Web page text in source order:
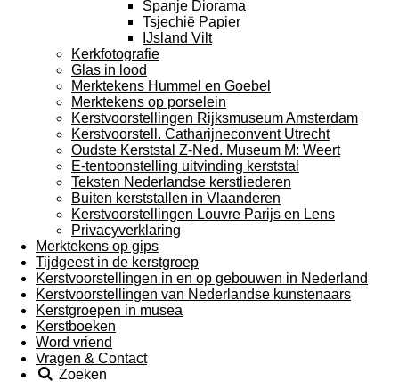
Spanje Diorama
Tsjechië Papier
IJsland Vilt
Kerkfotografie
Glas in lood
Merktekens Hummel en Goebel
Merktekens op porselein
Kerstvoorstellingen Rijksmuseum Amsterdam
Kerstvoorstell. Catharijneconvent Utrecht
Oudste Kerststal Z-Ned. Museum M: Weert
E-tentoonstelling uitvinding kerststal
Teksten Nederlandse kerstliederen
Buiten kerststallen in Vlaanderen
Kerstvoorstellingen Louvre Parijs en Lens
Privacyverklaring
Merktekens op gips
Tijdgeest in de kerstgroep
Kerstvoorstellingen in en op gebouwen in Nederland
Kerstvoorstellingen van Nederlandse kunstenaars
Kerstgroepen in musea
Kerstboeken
Word vriend
Vragen & Contact
Zoeken